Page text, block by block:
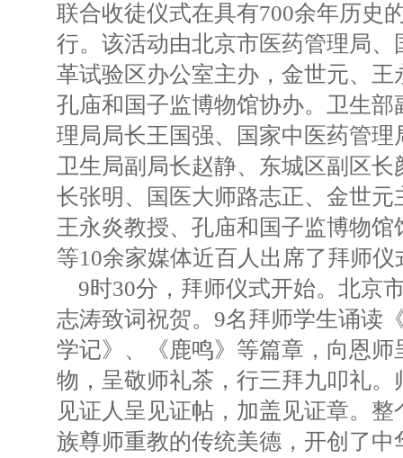
联合收徒仪式在具有700余年历史
行。该活动由北京市医药管理局
革试验区办公室主办，金世元、
孔庙和国子监博物馆协办。卫生
理局局长王国强、国家中医药管
卫生局副局长赵静、东城区副区
长张明、国医大师路志正、金世
王永炎教授、孔庙和国子监博物
等10余家媒体近百人出席了拜师仪
9时30分，拜师仪式开始。北京
志涛致词祝贺。9名拜师学生诵读
学记》、《鹿鸣》等篇章，向恩
物，呈敬师礼茶，行三拜九叩礼
见证人呈见证帖，加盖见证章。
族尊师重教的传统美德，开创了中